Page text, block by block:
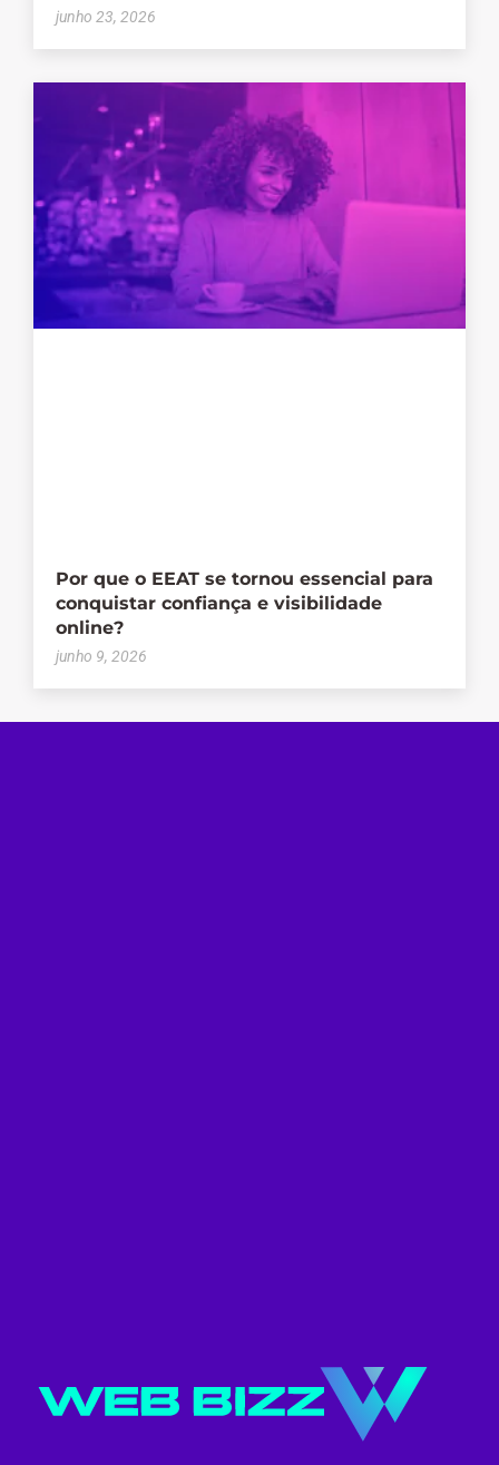
junho 23, 2026
Por que o EEAT se tornou essencial para
conquistar confiança e visibilidade
online?
junho 9, 2026